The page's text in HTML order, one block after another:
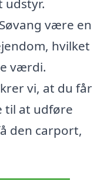
udstyr.
være en
hvilket
værdi.
vi, at du får
til at udføre
den carport,